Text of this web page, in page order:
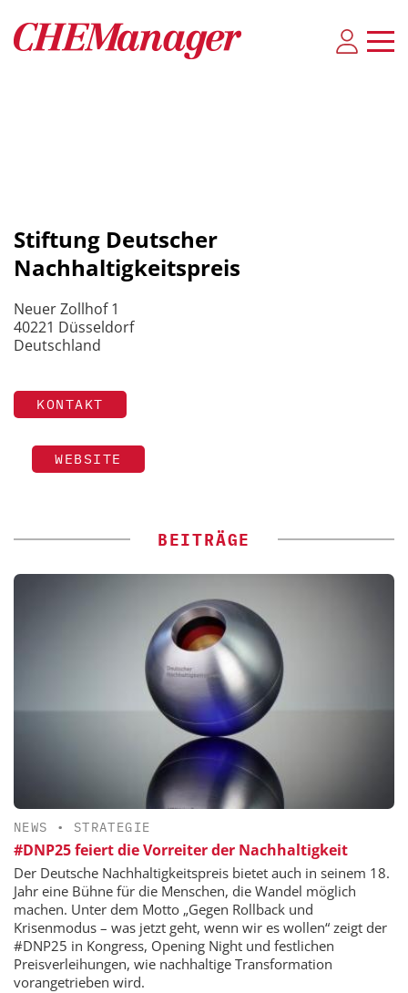
Stiftung Deutscher
Nachhaltigkeitspreis
Neuer Zollhof 1
40221 Düsseldorf
Deutschland
KONTAKT
WEBSITE
BEITRÄGE
NEWS • STRATEGIE
#DNP25 feiert die Vorreiter der Nachhaltigkeit
Der Deutsche Nachhaltigkeitspreis bietet auch in seinem 18.
Jahr eine Bühne für die Menschen, die Wandel möglich
machen. Unter dem Motto „Gegen Rollback und
Krisenmodus – was jetzt geht, wenn wir es wollen“ zeigt der
#DNP25 in Kongress, Opening Night und festlichen
Preisverleihungen, wie nachhaltige Transformation
vorangetrieben wird.